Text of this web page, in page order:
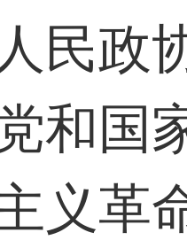
民政
和国
义革